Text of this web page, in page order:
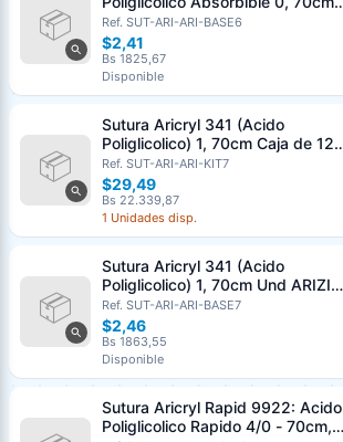
Und ARIZI Aguja de 1/2 Punta
Cónica 36mm
Ref. SUT-ARI-ARI-BASE6
$2,41
Bs 1825,67
Disponible
Sutura Aricryl 341 (Acido
Poliglicolico) 1, 70cm Caja de 12
Unds ARIZI Aguja de 1/2 Circulo
Punta Conica 36mm
Ref. SUT-ARI-ARI-KIT7
$29,49
Bs 22.339,87
1 Unidades disp.
Sutura Aricryl 341 (Acido
Poliglicolico) 1, 70cm Und ARIZI
Aguja de 1/2 Circulo Punta Conica
36mm
Ref. SUT-ARI-ARI-BASE7
$2,46
Bs 1863,55
Disponible
Sutura Aricryl Rapid 9922: Acido
Poliglicolico Rapido 4/0 - 70cm,
Email (opcional)
Cancelar